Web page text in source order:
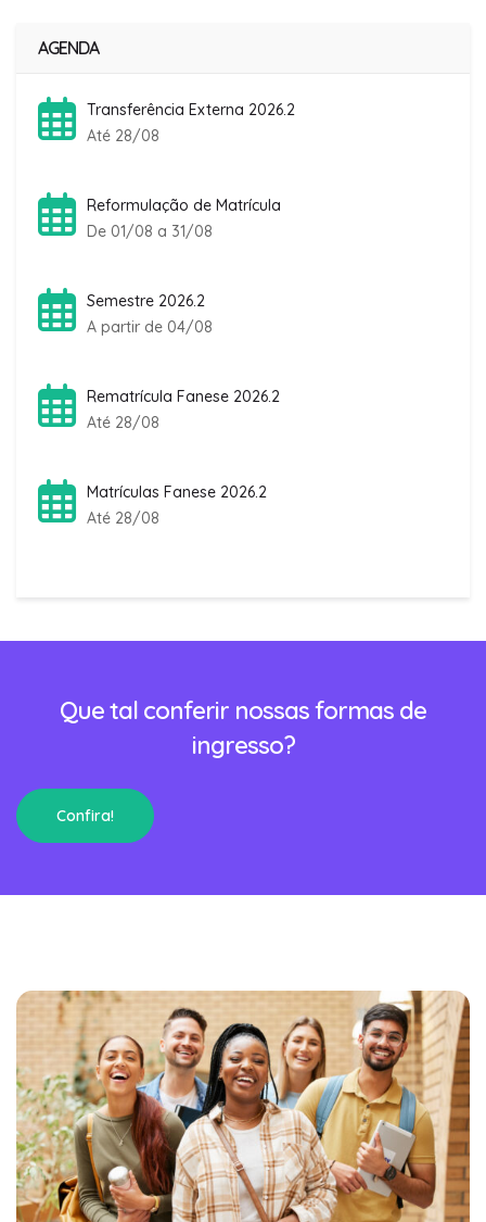
AGENDA
Transferência Externa 2026.2
Até 28/08
Reformulação de Matrícula
De 01/08 a 31/08
Semestre 2026.2
A partir de 04/08
Rematrícula Fanese 2026.2
Até 28/08
Matrículas Fanese 2026.2
Até 28/08
Que tal conferir nossas formas de
ingresso?
Confira!